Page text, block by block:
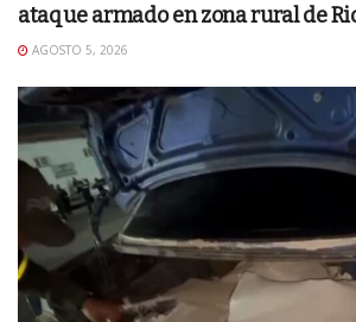
ataque armado en zona rural de
AGOSTO 5, 2026